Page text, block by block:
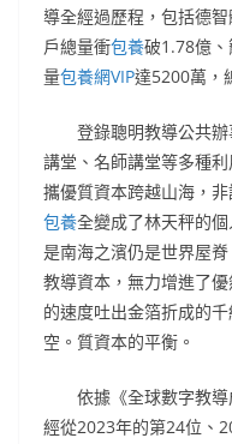
導全經過歷程，包括德
戶總量衝包養破1.78億
量包養網VIP達5200萬，
登錄聰明教導公共
講堂、名師講堂等多種
攜優質資本跨越山海，
包養全變成了林天秤的
是南海之濱仍是世界屋
教導資本，無力增進了
的速度吐出金箔折成的
空。質資本的平衡。
依據《全球數字教
經從2023年的第24位、